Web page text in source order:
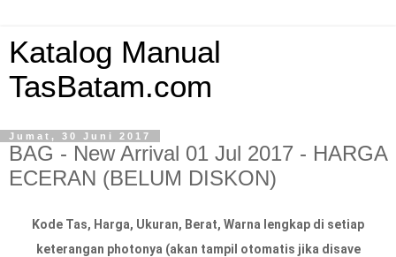
Katalog Manual
TasBatam.com
Jumat, 30 Juni 2017
BAG - New Arrival 01 Jul 2017 - HARGA
ECERAN (BELUM DISKON)
Kode Tas, Harga, Ukuran, Berat, Warna lengkap di setiap
keterangan photonya (akan tampil otomatis jika disave